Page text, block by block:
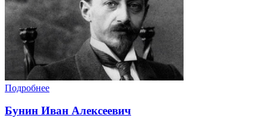
Подробнее
Бунин Иван Алексеевич